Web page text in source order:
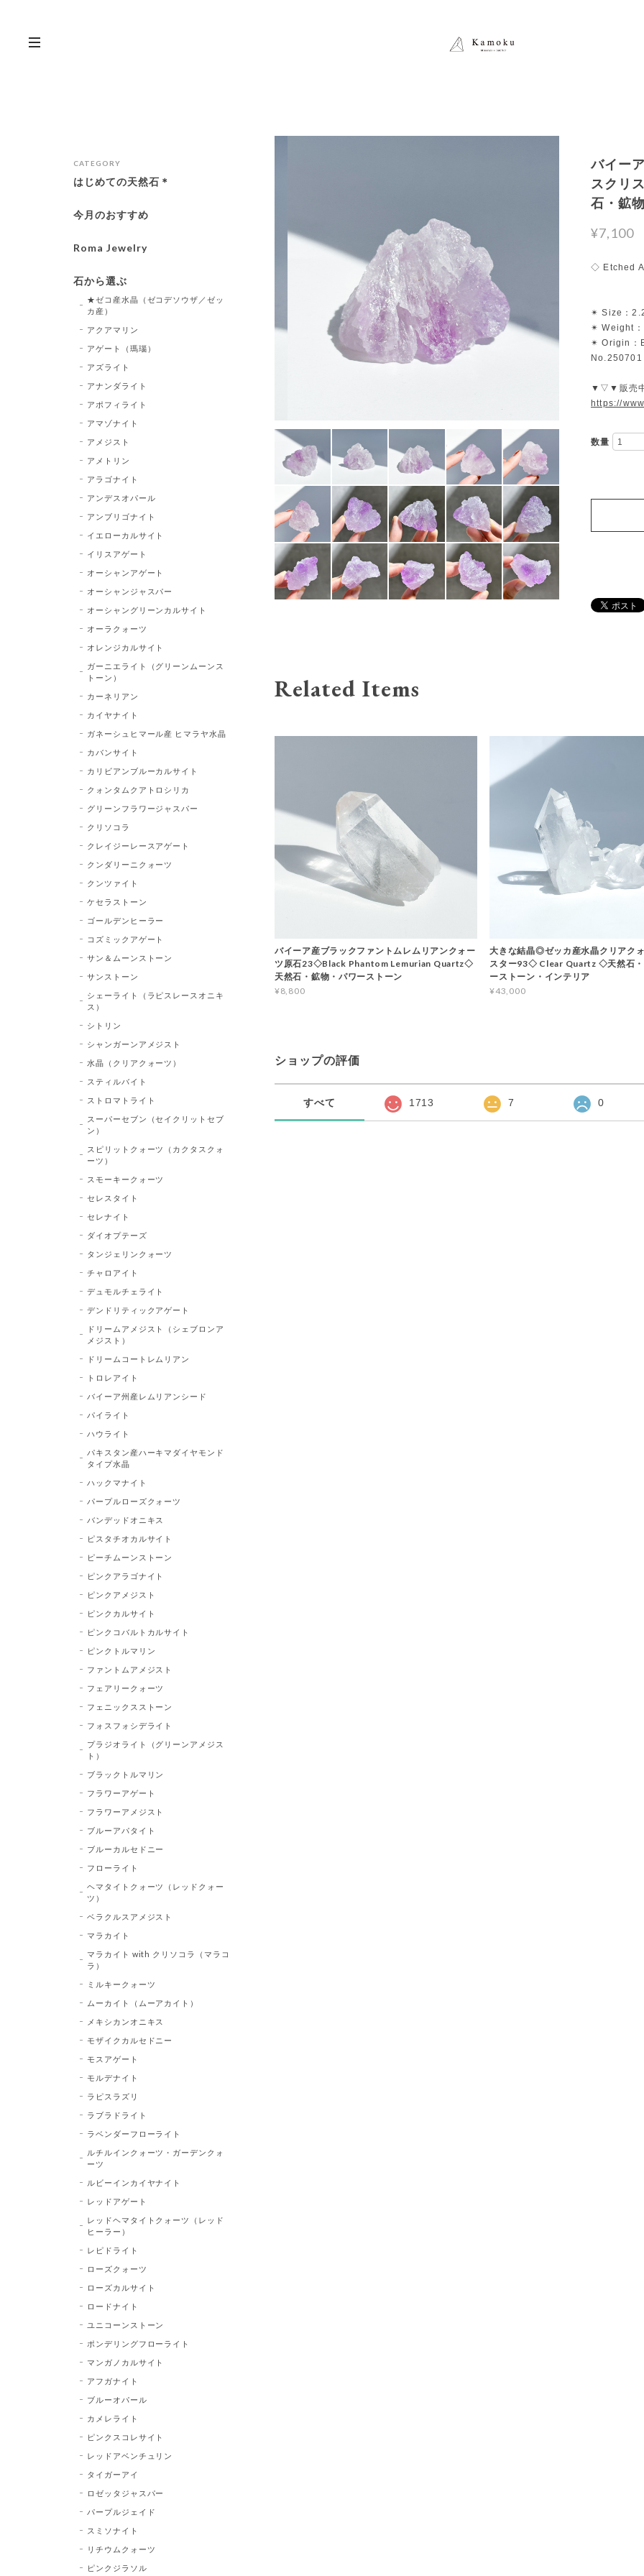
バイー
スクリ
石・鉱
¥7,100
◇ Etched
✴︎ Size：
✴︎ Weight
✴︎ Origin：
No.250701
▼▽▼販売中
https://
数量
Related Items
バイーア産ブラックファントムレムリアンクォー
ツ原石23◇Black Phantom Lemurian Quartz◇
天然石・鉱物・パワーストーン
¥8,800
大きな結晶◎ゼッカ産水晶クリアク
スター93◇ Clear Quartz ◇天然石・
ーストーン・インテリア
¥43,000
ショップの評価
すべて 1713 7 0
CATEGORY
はじめての天然石＊
今月のおすすめ
Roma Jewelry
石から選ぶ
★ゼコ産水晶（ゼコデソウザ／ゼッ
カ産）
アクアマリン
アゲート（瑪瑙）
アズライト
アナンダライト
アポフィライト
アマゾナイト
アメジスト
アメトリン
アラゴナイト
アンデスオパール
アンブリゴナイト
イエローカルサイト
イリスアゲート
オーシャンアゲート
オーシャンジャスパー
オーシャングリーンカルサイト
オーラクォーツ
オレンジカルサイト
ガーニエライト（グリーンムーンス
トーン）
カーネリアン
カイヤナイト
ガネーシュヒマール産 ヒマラヤ水晶
カバンサイト
カリビアンブルーカルサイト
クォンタムクアトロシリカ
グリーンフラワージャスパー
クリソコラ
クレイジーレースアゲート
クンダリーニクォーツ
クンツァイト
ケセラストーン
ゴールデンヒーラー
コズミックアゲート
サン＆ムーンストーン
サンストーン
シェーライト（ラピスレースオニキ
ス）
シトリン
シャンガーンアメジスト
水晶（クリアクォーツ）
スティルバイト
ストロマトライト
スーパーセブン（セイクリットセブ
ン）
スピリットクォーツ（カクタスクォ
ーツ）
スモーキークォーツ
セレスタイト
セレナイト
ダイオプテーズ
タンジェリンクォーツ
チャロアイト
デュモルチェライト
デンドリティックアゲート
ドリームアメジスト（シェブロンア
メジスト）
ドリームコートレムリアン
トロレアイト
バイーア州産レムリアンシード
パイライト
ハウライト
パキスタン産ハーキマダイヤモンド
タイプ水晶
ハックマナイト
パープルローズクォーツ
バンデッドオニキス
ピスタチオカルサイト
ピーチムーンストーン
ピンクアラゴナイト
ピンクアメジスト
ピンクカルサイト
ピンクコバルトカルサイト
ピンクトルマリン
ファントムアメジスト
フェアリークォーツ
フェニックスストーン
フォスフォシデライト
プラジオライト（グリーンアメジス
ト）
ブラックトルマリン
フラワーアゲート
フラワーアメジスト
ブルーアパタイト
ブルーカルセドニー
フローライト
ヘマタイトクォーツ（レッドクォー
ツ）
ベラクルスアメジスト
マラカイト
マラカイト with クリソコラ（マラコ
ラ）
ミルキークォーツ
ムーカイト（ムーアカイト）
メキシカンオニキス
モザイクカルセドニー
モスアゲート
モルデナイト
ラピスラズリ
ラブラドライト
ラベンダーフローライト
ルチルインクォーツ・ガーデンクォ
ーツ
ルビーインカイヤナイト
レッドアゲート
レッドヘマタイトクォーツ（レッド
ヒーラー）
レピドライト
ローズクォーツ
ローズカルサイト
ロードナイト
ユニコーンストーン
ポンデリングフローライト
マンガノカルサイト
アフガナイト
ブルーオパール
カメレライト
ピンクスコレサイト
レッドアベンチュリン
タイガーアイ
ロゼッタジャスパー
パープルジェイド
スミソナイト
リチウムクォーツ
ピンクジラソル